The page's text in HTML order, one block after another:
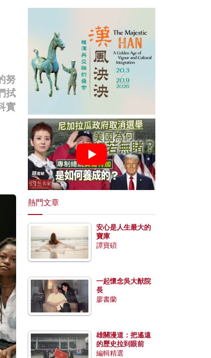
努
拭
實
熱門文章
安心是人生最大的
寶庫
譚寶碩
一起懷念吳大猷院
長
廖書蘭
雄關漫道：把遙遠
的歷史拉到眼前
編輯精選